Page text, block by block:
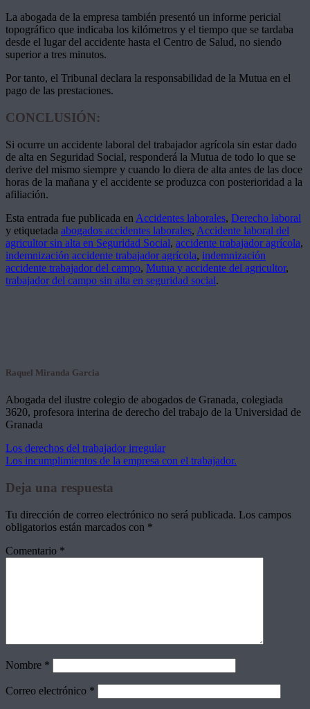
La abogada de la empresa también presentó un informe pericial
topográfico que indicaba los kilómetros y el tiempo que se tardaba
desde el lugar del accidente hasta el Centro de Salud, no siendo
superior a tres minutos.
Por tanto, el Tribunal declara la responsabilidad de la Mutua en el
pago de las prestaciones.
CONCLUSIÓN:
Si ocurre un accidente laboral del trabajador agrícola sin estar dado
de alta en Seguridad Social, responderá la Mutua de todo lo que se
derive del mismo siempre y cuando lo diera de alta antes de las doce
horas de la mañana y el accidente se produzca con posterioridad a la
afiliación.
Esta entrada fue publicada en Accidentes laborales, Derecho laboral
y etiquetada abogados accidentes laborales, Accidente laboral del
agricultor sin alta en Seguridad Social, accidente trabajador agrícola,
indemnización accidente trabajador agrícola, indemnización
accidente trabajador del campo, Mutua y accidente del agricultor,
trabajador del campo sin alta en seguridad social.
Raquel Miranda Garcia
Abogada del ilustre colegio de abogados de Granada, colegiada
3620, profesora interina de derecho del trabajo de la Universidad de
Granada
Los derechos del trabajador irregular
Los incumplimientos de la empresa con el trabajador.
Deja una respuesta
Tu dirección de correo electrónico no será publicada. Los campos
obligatorios están marcados con *
Comentario *
Nombre *
Correo electrónico *